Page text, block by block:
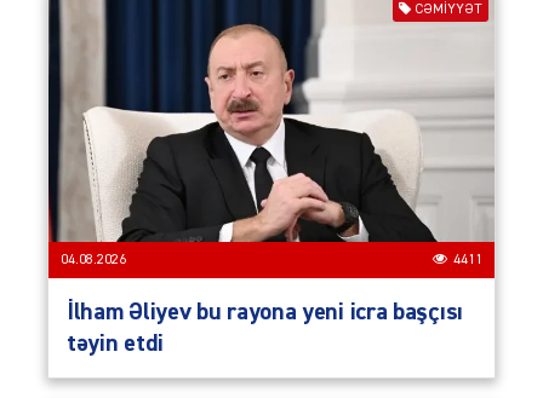
CƏMIYYƏT
04.08.2026 4411
İlham Əliyev bu rayona yeni icra başçısı
təyin etdi